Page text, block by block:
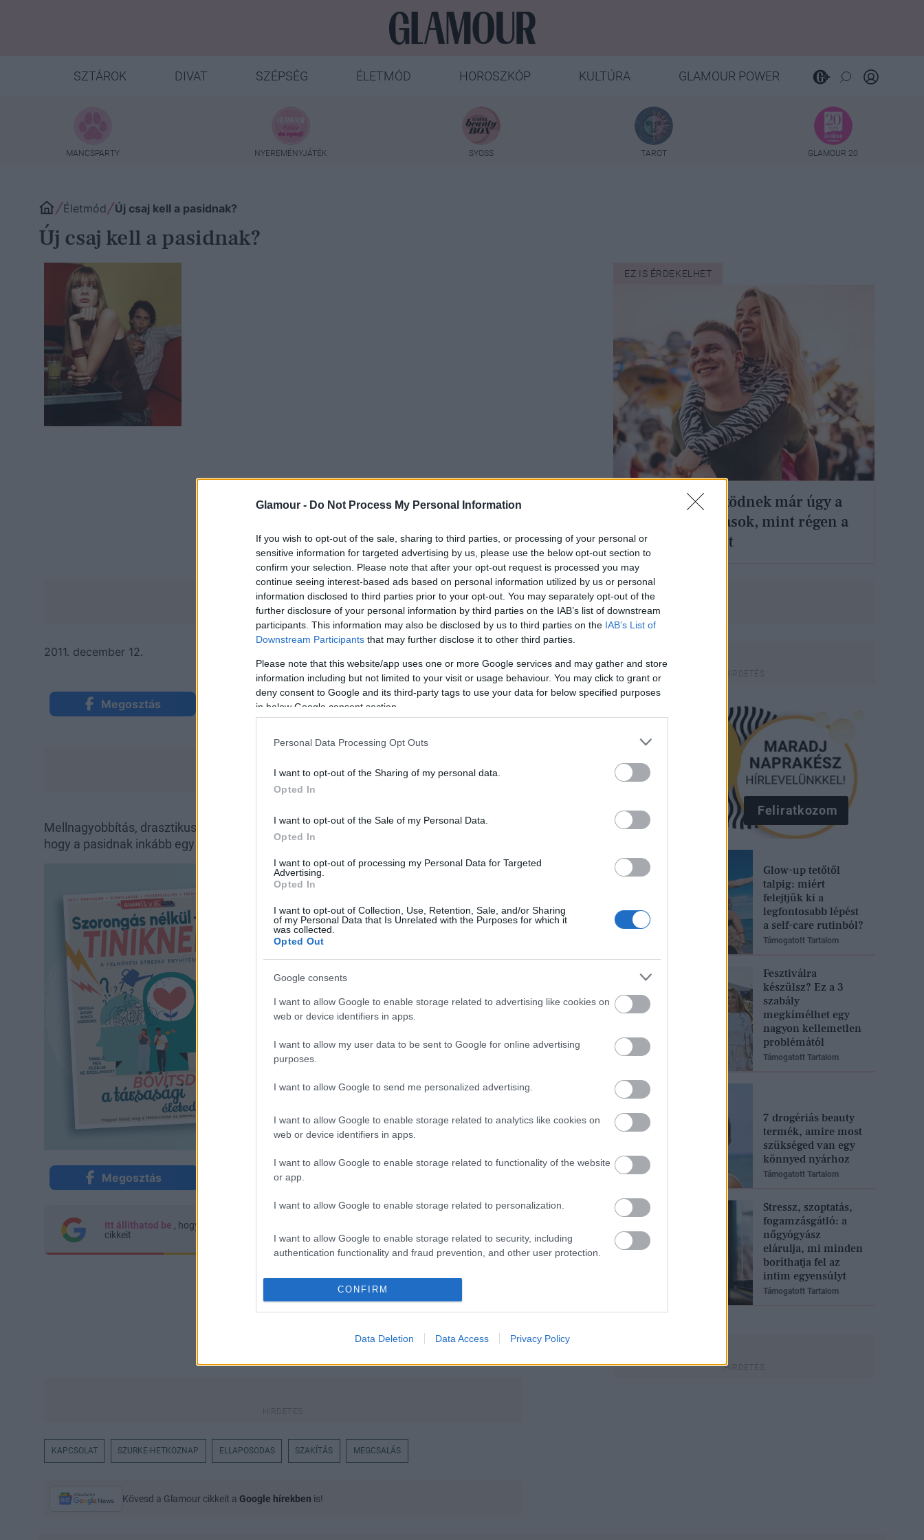
Glamour - Do Not Process My Personal Information
If you wish to opt-out of the sale, sharing to third parties, or processing of your personal or
sensitive information for targeted advertising by us, please use the below opt-out section to
confirm your selection. Please note that after your opt-out request is processed you may
continue seeing interest-based ads based on personal information utilized by us or personal
information disclosed to third parties prior to your opt-out. You may separately opt-out of the
further disclosure of your personal information by third parties on the IAB’s list of downstream
participants. This information may also be disclosed by us to third parties on the IAB’s List of
Downstream Participants that may further disclose it to other third parties.
Please note that this website/app uses one or more Google services and may gather and store
information including but not limited to your visit or usage behaviour. You may click to grant or
deny consent to Google and its third-party tags to use your data for below specified purposes
in below Google consent section.
Personal Data Processing Opt Outs
I want to opt-out of the Sharing of my personal data.
Opted In
I want to opt-out of the Sale of my Personal Data.
Opted In
I want to opt-out of processing my Personal Data for Targeted
Advertising.
Opted In
I want to opt-out of Collection, Use, Retention, Sale, and/or Sharing
of my Personal Data that Is Unrelated with the Purposes for which it
was collected.
Opted Out
Google consents
I want to allow Google to enable storage related to advertising like cookies on
web or device identifiers in apps.
I want to allow my user data to be sent to Google for online advertising
purposes.
I want to allow Google to send me personalized advertising.
I want to allow Google to enable storage related to analytics like cookies on
web or device identifiers in apps.
I want to allow Google to enable storage related to functionality of the website
or app.
I want to allow Google to enable storage related to personalization.
I want to allow Google to enable storage related to security, including
authentication functionality and fraud prevention, and other user protection.
CONFIRM
Data Deletion Data Access Privacy Policy
SZTÁROK DIVAT SZÉPSÉG ÉLETMÓD HOROSZKÓP KULTÚRA GLAMOUR POWER
MANCSPARTY NYEREMÉNYJÁTÉK SYOSS TAROT GLAMOUR 20
Életmód Új csaj kell a pasidnak?
Új csaj kell a pasidnak?
EZ IS ÉRDEKELHET
Ezért nem működnek már úgy a
randialkalmazások, mint régen a
szakértő szerint
2011. december 12.
Megosztás Küldés Messengeren
Mellnagyobbítás, drasztikusan megváltoztatott frizura, közös vadvízi evezés? Lehet,
hogy a pasidnak inkább egy új csajra van szüksége, ha ellaposodott a kapcsolatotok?
Megosztás Küldés Messengeren
Itt állíthatod be , hogy a Google keresőben könnyebben megtaláld a glamour.hu
cikkeit
KAPCSOLAT SZURKE-HETKOZNAP ELLAPOSODAS SZAKÍTÁS MEGCSALÁS
Kövesd a Glamour cikkeit a Google hírekben is!
Feliratkozom
Glow-up tetőtől
talpig: miért
felejtjük ki a
legfontosabb lépést
a self-care rutinból?
Támogatott Tartalom
Fesztiválra
készülsz? Ez a 3
szabály
megkímélhet egy
nagyon kellemetlen
problémától
Támogatott Tartalom
7 drogériás beauty
termék, amire most
szükséged van egy
könnyed nyárhoz
Támogatott Tartalom
Stressz, szoptatás,
fogamzásgátló: a
nőgyógyász
elárulja, mi minden
boríthatja fel az
intim egyensúlyt
Támogatott Tartalom